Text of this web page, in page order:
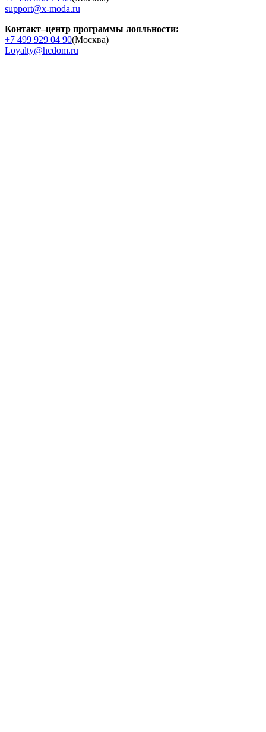
support@x-moda.ru
Контакт–центр программы лояльности:
+7 499 929 04 90(Москва)
Loyalty@hcdom.ru